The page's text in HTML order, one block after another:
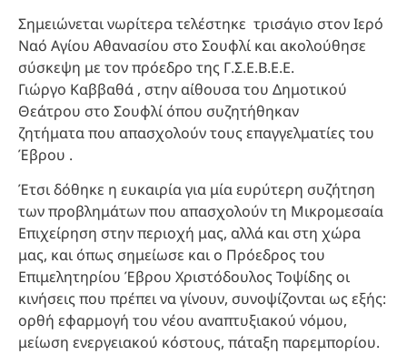
Σημειώνεται νωρίτερα τελέστηκε τρισάγιο στον Ιερό
Ναό Αγίου Αθανασίου στο Σουφλί και ακολούθησε
σύσκεψη με τον πρόεδρο της Γ.Σ.Ε.Β.Ε.Ε.
Γιώργο Καββαθά , στην αίθουσα του Δημοτικού
Θεάτρου στο Σουφλί όπου συζητήθηκαν
ζητήματα που απασχολούν τους επαγγελματίες του
Έβρου .
Έτσι δόθηκε η ευκαιρία για μία ευρύτερη συζήτηση
των προβλημάτων που απασχολούν τη Μικρομεσαία
Επιχείρηση στην περιοχή μας, αλλά και στη χώρα
μας, και όπως σημείωσε και ο Πρόεδρος του
Επιμελητηρίου Έβρου Χριστόδουλος Τοψίδης οι
κινήσεις που πρέπει να γίνουν, συνοψίζονται ως εξής:
ορθή εφαρμογή του νέου αναπτυξιακού νόμου,
μείωση ενεργειακού κόστους, πάταξη παρεμπορίου.